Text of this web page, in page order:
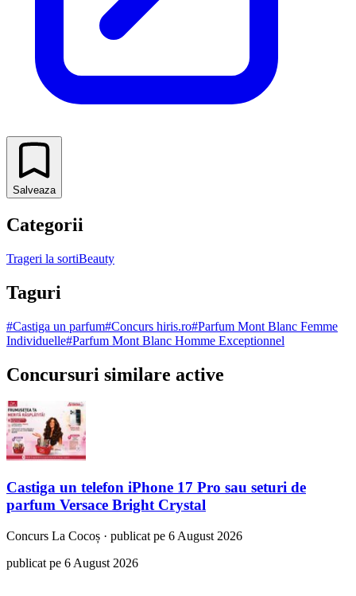
Salveaza
Categorii
Trageri la sortiBeauty
Taguri
#Castiga un parfum#Concurs hiris.ro#Parfum Mont Blanc Femme
Individuelle#Parfum Mont Blanc Homme Exceptionnel
Concursuri similare active
Castiga un telefon iPhone 17 Pro sau seturi de
parfum Versace Bright Crystal
Concurs La Cocoș · publicat pe 6 August 2026
publicat pe 6 August 2026